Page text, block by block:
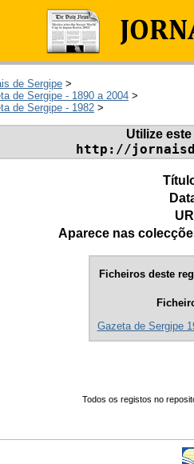
de Sergipe >
de Sergipe - 1890 a 2004 >
de Sergipe - 1982 >
Utilize
http://
Aparece nas
Ficheiros deste
Gazeta de Sergipe
Todos os registos no